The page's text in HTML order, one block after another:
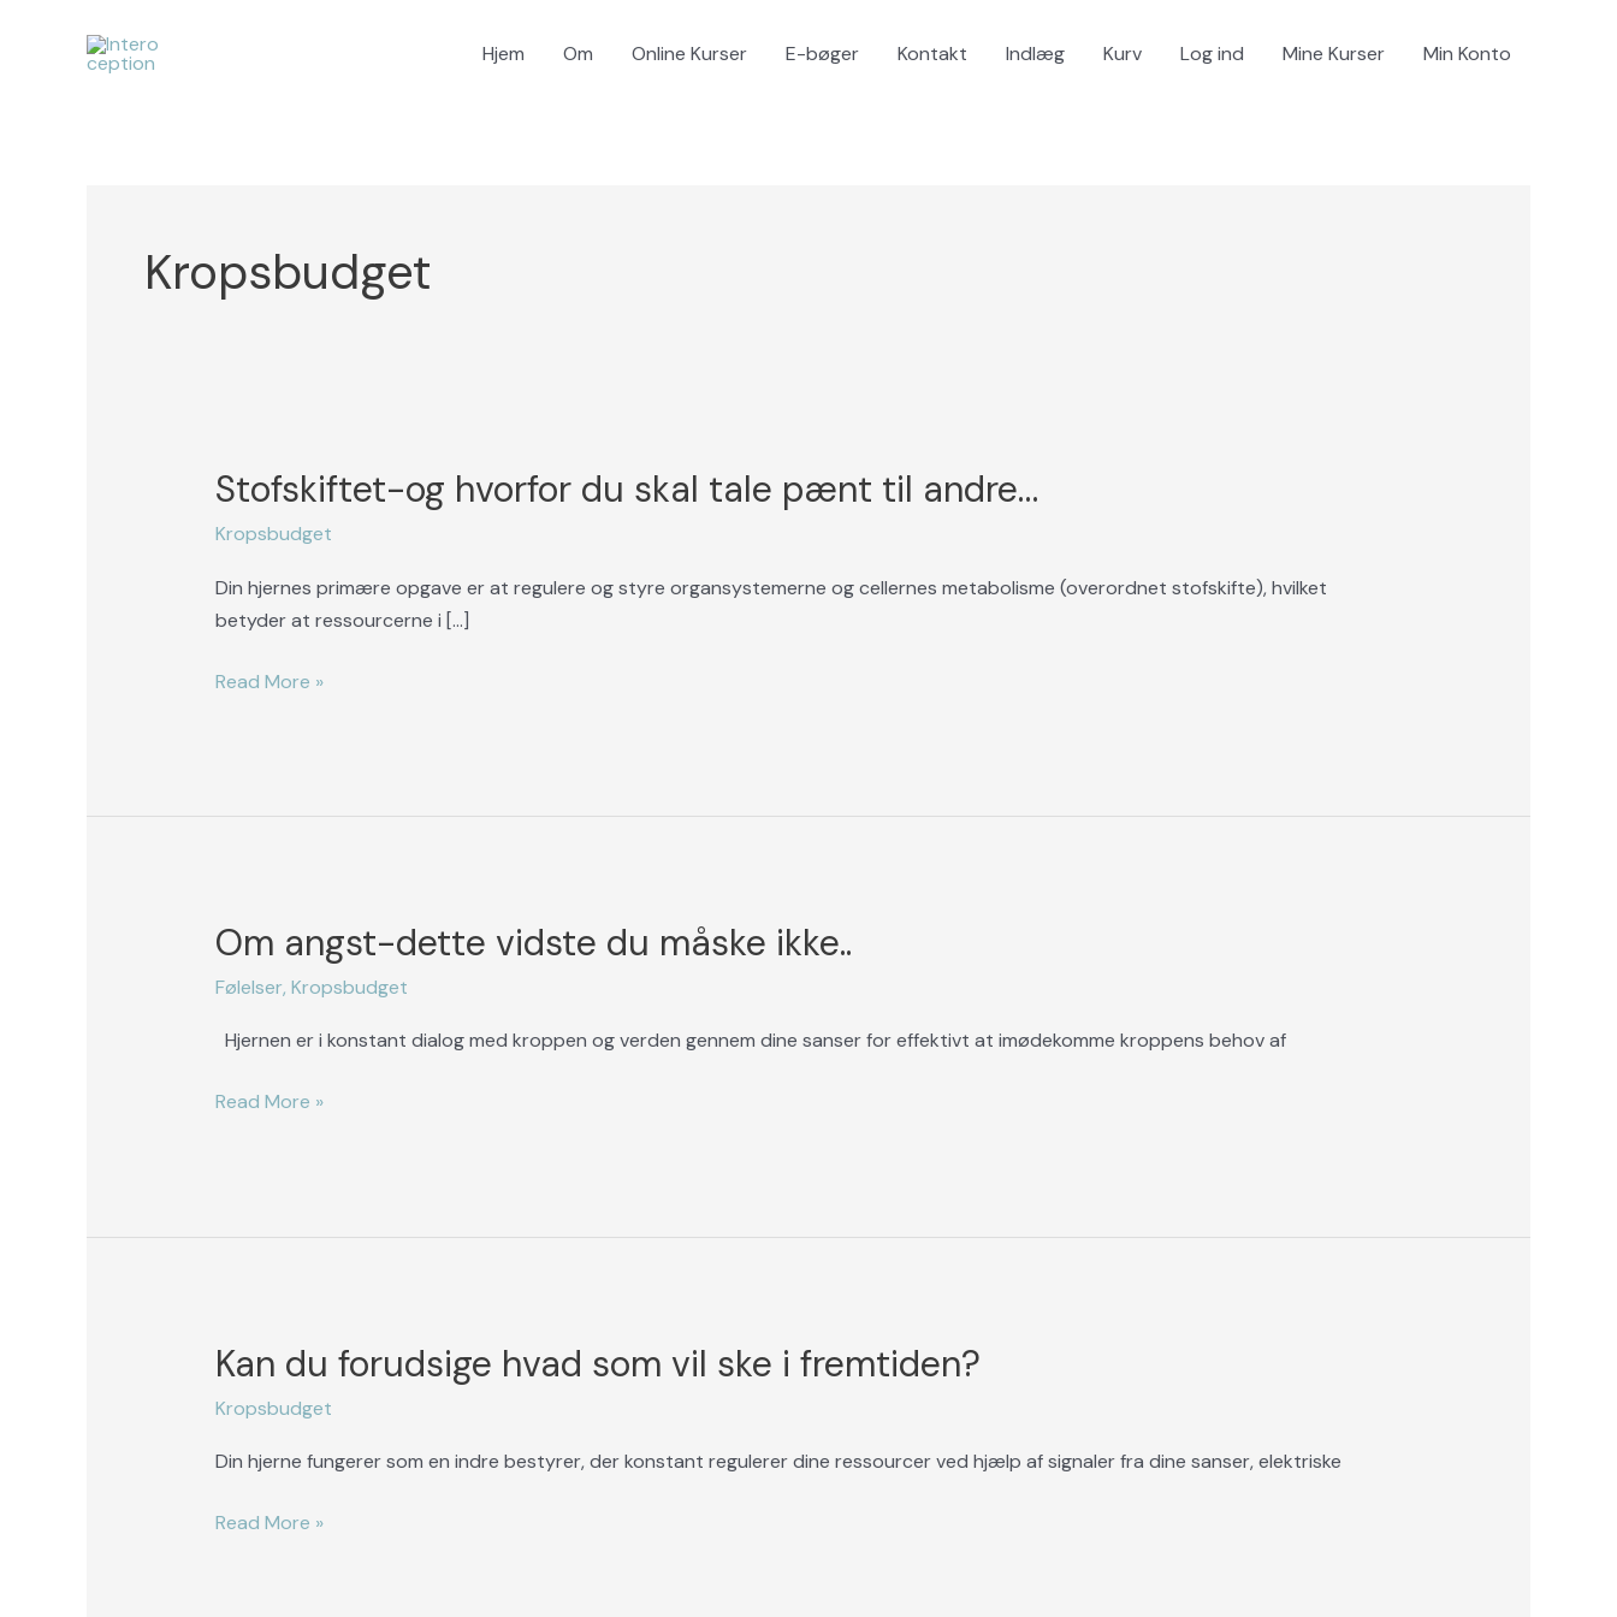
Hjem Om Online Kurser E-bøger Kontakt Indlæg Kurv Log ind Mine Kurser Min Konto
Kropsbudget
Stofskiftet-og hvorfor du skal tale pænt til andre…
Kropsbudget
Din hjernes primære opgave er at regulere og styre organsystemerne og cellernes metabolisme (overordnet stofskifte), hvilket
betyder at ressourcerne i […]
Stofskiftet-
hvorfor
du
skal
pænt
Read More »
Om angst-dette vidste du måske ikke..
Følelser, Kropsbudget
Hjernen er i konstant dialog med kroppen og verden gennem dine sanser for effektivt at imødekomme kroppens behov af
Om
dette
vidste
måske
Read More »
Kan du forudsige hvad som vil ske i fremtiden?
Kropsbudget
Din hjerne fungerer som en indre bestyrer, der konstant regulerer dine ressourcer ved hjælp af signaler fra dine sanser, elektriske
Kan
forudsige
hvad
vil
Read More »